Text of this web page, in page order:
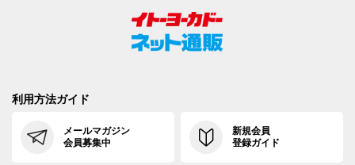
利用方法ガイド
メールマガジン
会員募集中
新規会員
登録ガイド